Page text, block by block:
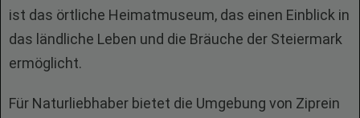
ist das örtliche Heimatmuseum, das einen Einblick in
das ländliche Leben und die Bräuche der Steiermark
ermöglicht.
Für Naturliebhaber bietet die Umgebung von Ziprein